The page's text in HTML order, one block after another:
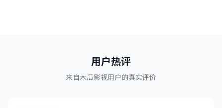
设置提醒
用户热评
来自木瓜影视用户的真实评价